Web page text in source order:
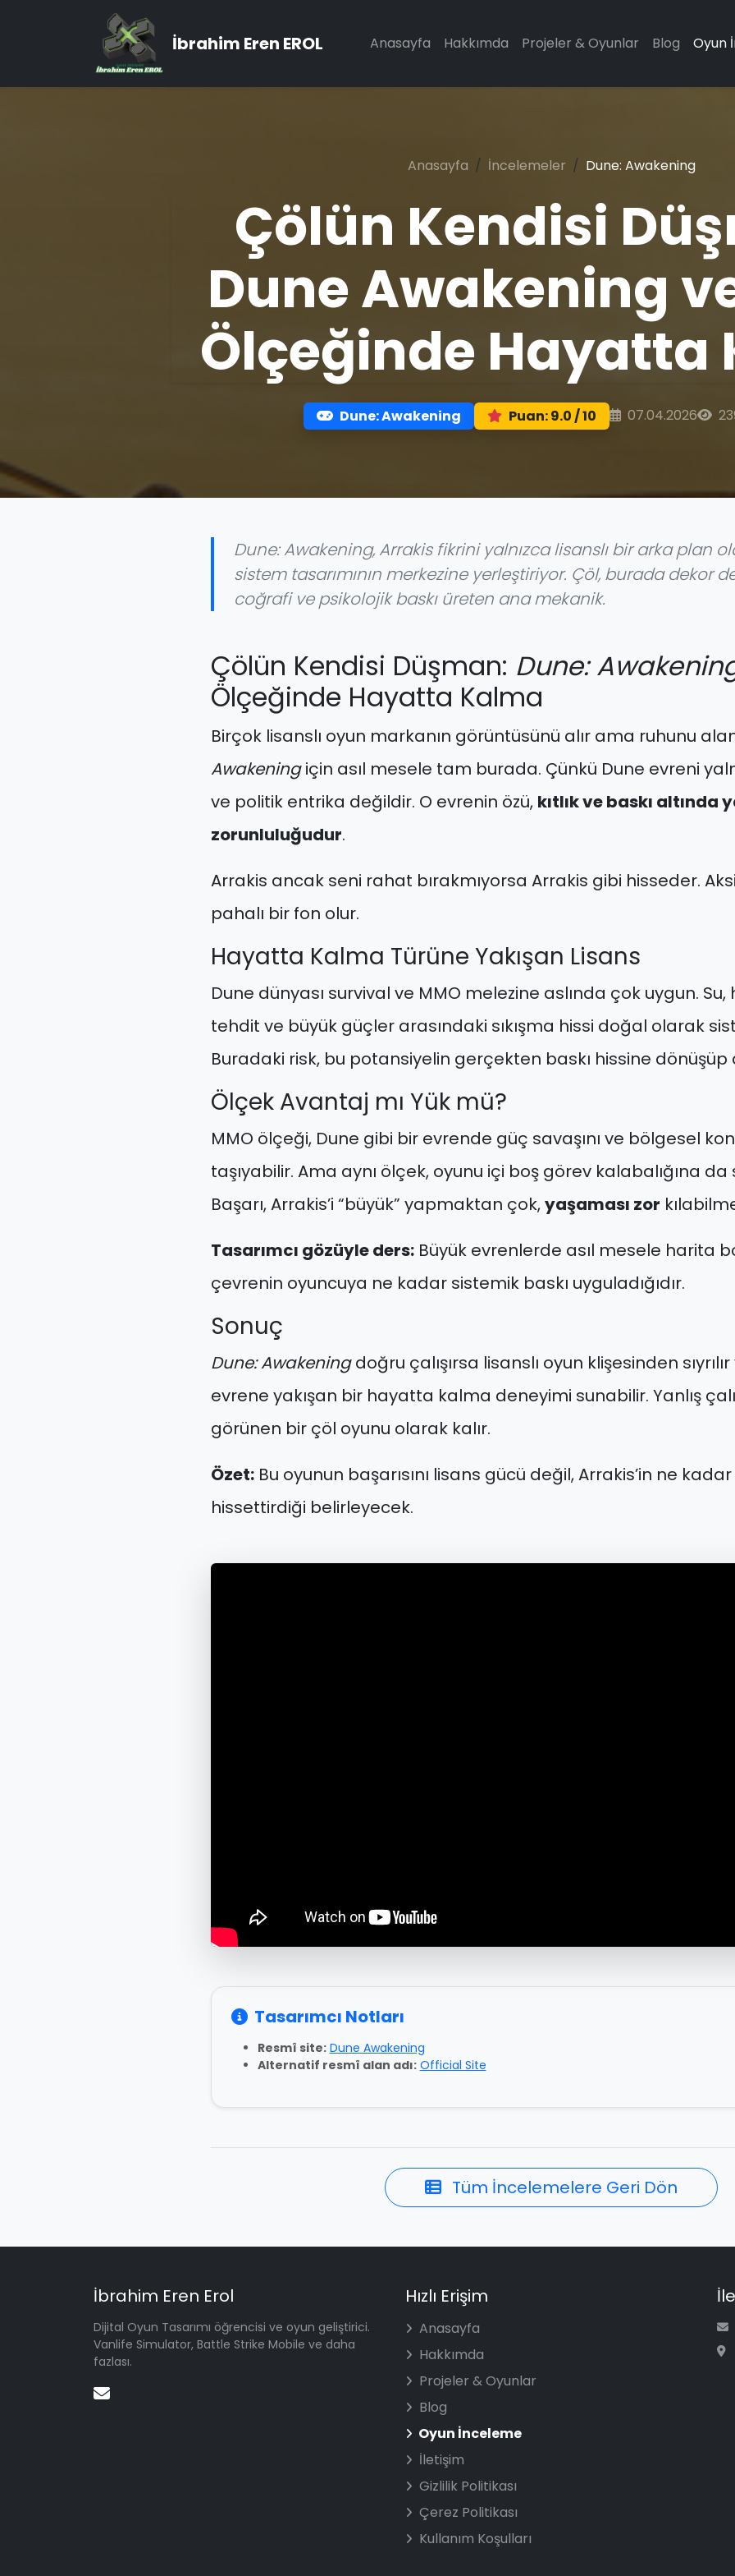
İbrahim Eren EROL Anasayfa Hakkımda Projeler & Oyunlar Blog Oyun
Anasayfa İncelemeler Dune: Awakening
Çölün Kendisi
Dune Awakening
Ölçeğinde Hayatta
Dune: Awakening Puan: 9.0 / 10 07.04.2026
Dune: Awakening, Arrakis fikrini yalnızca lisanslı bir arka plan
sistem tasarımının merkezine yerleştiriyor. Çöl, burada dekor
coğrafi ve psikolojik baskı üreten ana mekanik.
Çölün Kendisi Düşman: Dune:
Ölçeğinde Hayatta Kalma
Birçok lisanslı oyun markanın görüntüsünü alır ama ruhunu
Awakeningiçin asıl mesele tam burada. Çünkü Dune evreni
ve politik entrika değildir. O evrenin özü, kıtlık ve baskı altında
zorunluluğudur.
Arrakis ancak seni rahat bırakmıyorsa Arrakis gibi hisseder.
pahalı bir fon olur.
Hayatta Kalma Türüne Yakışan Lisans
Dune dünyası survival ve MMO melezine aslında çok uygun.
tehdit ve büyük güçler arasındaki sıkışma hissi doğal olarak
Buradaki risk, bu potansiyelin gerçekten baskı hissine
Ölçek Avantaj mı Yük mü?
MMO ölçeği, Dune gibi bir evrende güç savaşını ve bölgesel
taşıyabilir. Ama aynı ölçek, oyunu içi boş görev kalabalığına da
Başarı, Arrakis’i “büyük” yapmaktan çok,yaşaması zor
Tasarımcı gözüyle ders:Büyük evrenlerde asıl mesele harita
çevrenin oyuncuya ne kadar sistemik baskı uyguladığıdır.
Sonuç
Dune: Awakeningdoğru çalışırsa lisanslı oyun klişesinden
evrene yakışan bir hayatta kalma deneyimi sunabilir. Yanlış
görünen bir çöl oyunu olarak kalır.
Özet:Bu oyunun başarısını lisans gücü değil, Arrakis’in ne kadar
hissettirdiği belirleyecek.
Tasarımcı Notları
Resmî site: Dune Awakening
Alternatif resmî alan adı: Official Site
Tüm İncelemelere Geri Dön
İbrahim Eren Erol
Dijital Oyun Tasarımı öğrencisi ve oyun geliştirici.
Vanlife Simulator, Battle Strike Mobile ve daha
fazlası.
Hızlı Erişim
Anasayfa
Hakkımda
Projeler & Oyunlar
Blog
Oyun İnceleme
İletişim
Gizlilik Politikası
Çerez Politikası
Kullanım Koşulları